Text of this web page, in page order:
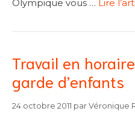
Olympique vous … Lire
Travail en
garde d’enfants
24 octobre 2011 par Véronique